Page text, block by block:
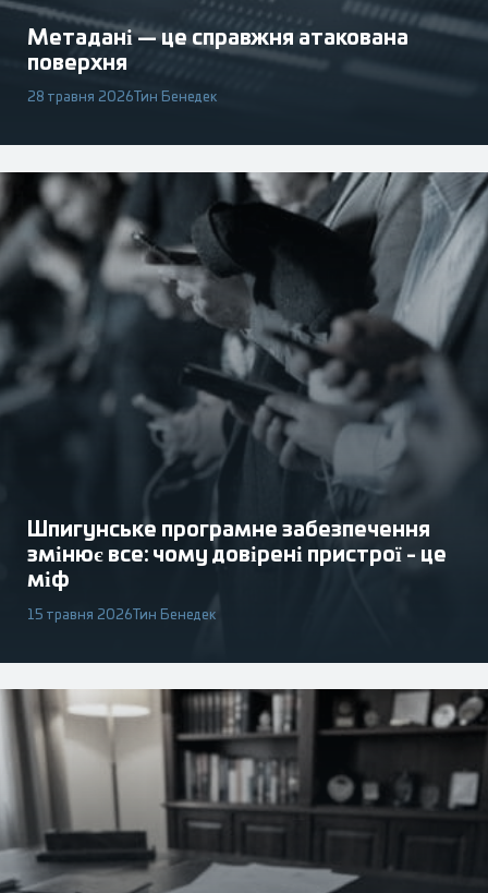
Метадані — це справжня атакована
поверхня
28 травня 2026Тин Бенедек
Шпигунське програмне забезпечення
змінює все: чому довірені пристрої - це
міф
15 травня 2026Тин Бенедек